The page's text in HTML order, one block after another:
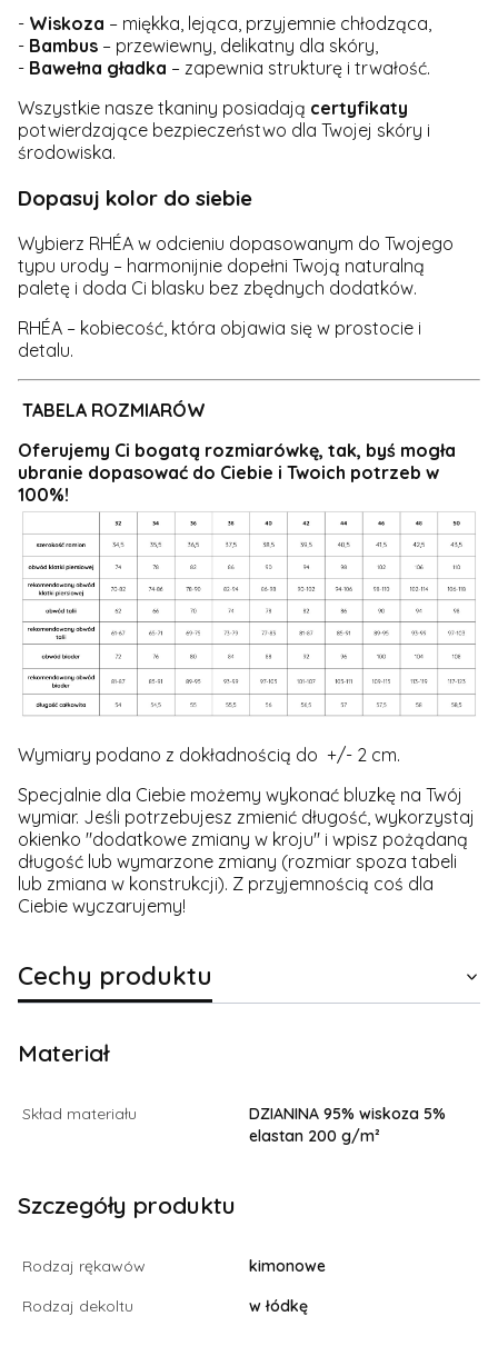
- Wiskoza – miękka, lejąca, przyjemnie chłodząca,
- Bambus – przewiewny, delikatny dla skóry,
- Bawełna gładka – zapewnia strukturę i trwałość.
Wszystkie nasze tkaniny posiadają certyfikaty
potwierdzające bezpieczeństwo dla Twojej skóry i
środowiska.
Dopasuj kolor do siebie
Wybierz RHÉA w odcieniu dopasowanym do Twojego
typu urody – harmonijnie dopełni Twoją naturalną
paletę i doda Ci blasku bez zbędnych dodatków.
RHÉA – kobiecość, która objawia się w prostocie i
detalu.
TABELA ROZMIARÓW
Oferujemy Ci bogatą rozmiarówkę, tak, byś mogła
ubranie dopasować do Ciebie i Twoich potrzeb w
100%!
Wymiary podano z dokładnością do +/- 2 cm.
Specjalnie dla Ciebie możemy wykonać bluzkę na Twój
wymiar. Jeśli potrzebujesz zmienić długość, wykorzystaj
okienko "dodatkowe zmiany w kroju" i wpisz pożądaną
długość lub wymarzone zmiany (rozmiar spoza tabeli
lub zmiana w konstrukcji). Z przyjemnością coś dla
Ciebie wyczarujemy!
Cechy produktu
Materiał
Skład materiału
DZIANINA 95% wiskoza 5%
elastan 200 g/m²
Szczegóły produktu
Rodzaj rękawów
kimonowe
Rodzaj dekoltu
w łódkę